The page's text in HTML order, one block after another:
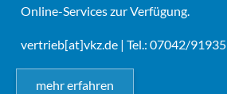
Online-Services zur Verfügung.
vertrieb[at]vkz.de | Tel.: 07042/91935
mehr erfahren